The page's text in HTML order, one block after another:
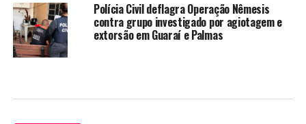
Polícia Civil deflagra Operação Nêmesis
contra grupo investigado por agiotagem e
extorsão em Guaraí e Palmas